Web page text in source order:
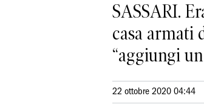
SASSARI.
casa armati
“aggiungi
22 ottobre 2020 04:44